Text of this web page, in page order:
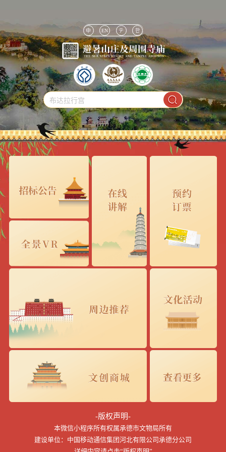
中 EN テ 한
布达拉行宫
-版权声明-
本微信小程序所有权属承德市文物局所有
建设单位：中国移动通信集团河北有限公司承德分公司